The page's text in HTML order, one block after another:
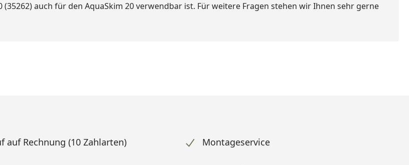
auch für den AquaSkim 20 verwendbar ist. Für weitere Fragen stehen wir Ihnen sehr gerne
auf Rechnung (10 Zahlarten) Montageservice